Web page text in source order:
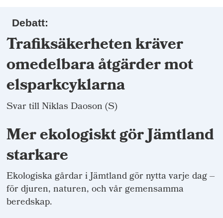
Debatt:
Trafiksäkerheten kräver
omedelbara åtgärder mot
elsparkcyklarna
Svar till Niklas Daoson (S)
Mer ekologiskt gör Jämtland
starkare
Ekologiska gårdar i Jämtland gör nytta varje dag –
för djuren, naturen, och vår gemensamma
beredskap.